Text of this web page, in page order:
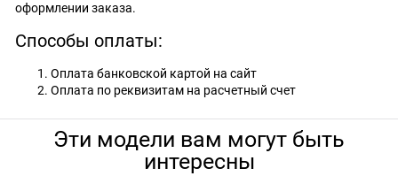
оформлении заказа.
Способы оплаты:
Оплата банковской картой на сайт
Оплата по реквизитам на расчетный счет
Эти модели вам могут быть
интересны